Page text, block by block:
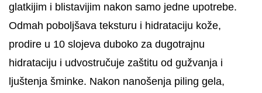
glatkijim i blistavijim nakon samo jedne upotrebe.
Odmah poboljšava teksturu i hidrataciju kože,
prodire u 10 slojeva duboko za dugotrajnu
hidrataciju i udvostručuje zaštitu od gužvanja i
ljuštenja šminke. Nakon nanošenja piling gela,